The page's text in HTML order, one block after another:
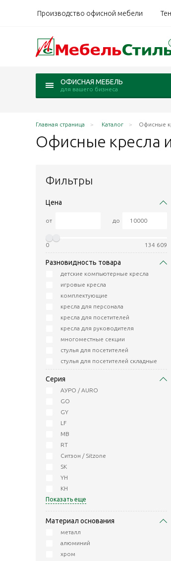
Производство офисной мебели
ОФИСНАЯ МЕБЕЛЬ
для вашего бизнеса
Главная страница Каталог Офисные
Офисные кресла
Фильтры
Цена
от до
0 134 609
Разновидность товара
детские компьютерные кресла
игровые кресла
комплектующие
кресла для персонала
кресла для посетителей
кресла для руководителя
многоместные секции
стулья для посетителей
стулья для посетителей складные
Серия
АУРО / AURO
GO
GY
LF
MB
RT
Ситзон / Sitzone
SK
YH
KH
Показать еще
Материал основания
металл
алюминий
хром